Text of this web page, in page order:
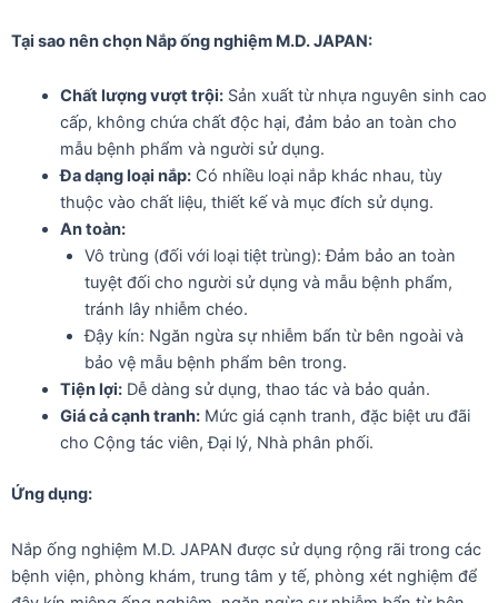
Tại sao nên chọn Nắp ống nghiệm M.D. JAPAN:
Chất lượng vượt trội:Sản xuất từ nhựa nguyên sinh cao
cấp, không chứa chất độc hại, đảm bảo an toàn cho
mẫu bệnh phẩm và người sử dụng.
Đa dạng loại nắp:Có nhiều loại nắp khác nhau, tùy
thuộc vào chất liệu, thiết kế và mục đích sử dụng.
An toàn:
Vô trùng (đối với loại tiệt trùng): Đảm bảo an toàn
tuyệt đối cho người sử dụng và mẫu bệnh phẩm,
tránh lây nhiễm chéo.
Đậy kín: Ngăn ngừa sự nhiễm bẩn từ bên ngoài và
bảo vệ mẫu bệnh phẩm bên trong.
Tiện lợi:Dễ dàng sử dụng, thao tác và bảo quản.
Giá cả cạnh tranh:Mức giá cạnh tranh, đặc biệt ưu đãi
cho Cộng tác viên, Đại lý, Nhà phân phối.
Ứng dụng:
Nắp ống nghiệm M.D. JAPAN được sử dụng rộng rãi trong các
bệnh viện, phòng khám, trung tâm y tế, phòng xét nghiệm để